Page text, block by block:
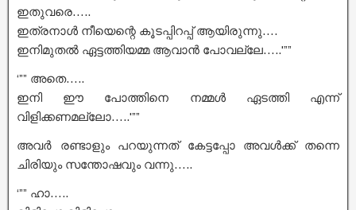
ഇതുവരെ…..
ഇത്രനാൾ നീയെന്റെ കൂടപ്പിറപ്പ് ആയിരുന്നു….
ഇനിമുതൽ ഏട്ടത്തിയമ്മ ആവാൻ പോവല്ലേ…..'””
‘”” അതെ…..
ഇനി ഈ പോത്തിനെ നമ്മൾ ഏടത്തി എന്ന്
വിളിക്കണമല്ലോ…..'””
അവർ രണ്ടാളും പറയുന്നത് കേട്ടപ്പോ അവൾക്ക് തന്നെ
ചിരിയും സന്തോഷവും വന്നു…..
‘”” ഹാ…..